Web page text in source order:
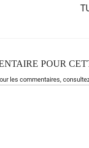
POUR
les commentaires,